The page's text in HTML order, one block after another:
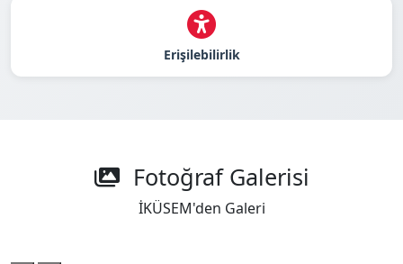
Erişilebilirlik
Fotoğraf Galerisi
İKÜSEM'den Galeri